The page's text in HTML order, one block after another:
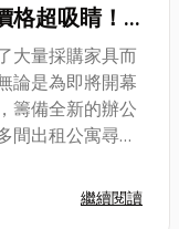
、
推
展
、三
超吸睛！
踩雷
大量採購家具而
論是為即將開幕
籌備全新的辦公
間出租公寓尋找
艱鉅的挑戰。如
繼續閱讀